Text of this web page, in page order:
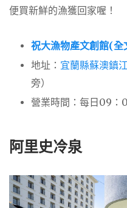
便買新鮮的漁獲回家喔！
祝大漁物產文創館(全
地址： 宜蘭縣蘇澳鎮
旁）
營業時間：每日09：
阿里史冷泉